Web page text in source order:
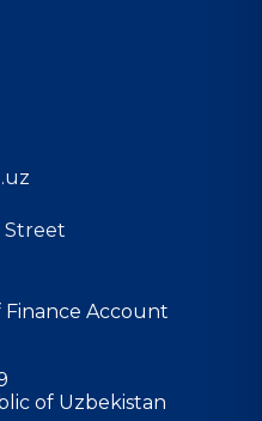
Street
Account
of Uzbekistan